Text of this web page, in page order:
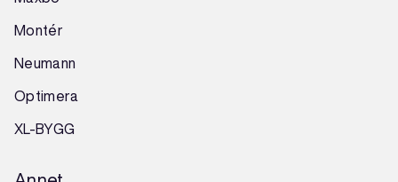
Montér
Neumann
Optimera
XL-BYGG